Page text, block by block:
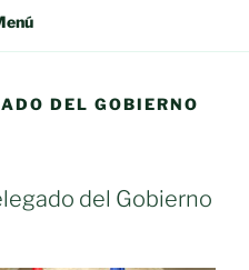
DEL GOBIERNO
del Gobierno